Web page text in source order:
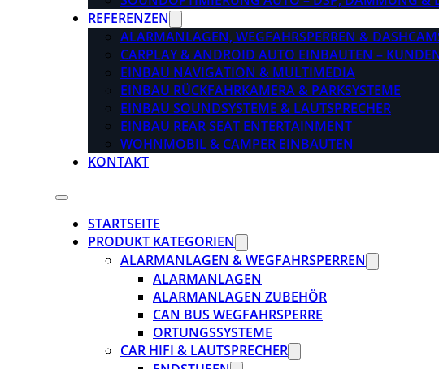
REFERENZEN
ALARMANLAGEN, WEGFAHRSPERREN &
CARPLAY & ANDROID AUTO EINBAUTEN –
EINBAU NAVIGATION & MULTIMEDIA
EINBAU RÜCKFAHRKAMERA & PARKSYSTEME
EINBAU SOUNDSYSTEME & LAUTSPRECHER
EINBAU REAR SEAT ENTERTAINMENT
WOHNMOBIL & CAMPER EINBAUTEN
KONTAKT
STARTSEITE
PRODUKT KATEGORIEN
ALARMANLAGEN & WEGFAHRSPERREN
ALARMANLAGEN
ALARMANLAGEN ZUBEHÖR
CAN BUS WEGFAHRSPERRE
ORTUNGSSYSTEME
CAR HIFI & LAUTSPRECHER